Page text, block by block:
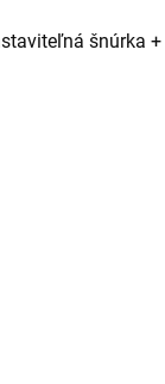
šnúrka +